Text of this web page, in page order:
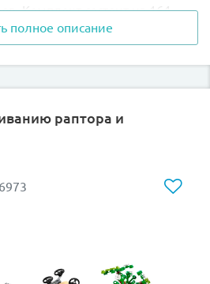
Комплект состоит из 164
входят 2 минифигурки:
Оуэну Грэди и доктора
фигурки маленьких
и трицератопса, со съёмным
имеют две разные
для воссоздания
с ДНК динозавров и
полное описание
раптора и